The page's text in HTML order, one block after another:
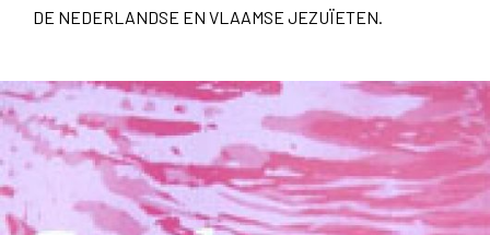
DE NEDERLANDSE EN VLAAMSE JEZUÏETEN.